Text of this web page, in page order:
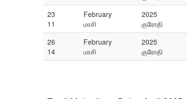
23
11
February
மாசி
2025
குரோதி
26
14
February
மாசி
2025
குரோதி